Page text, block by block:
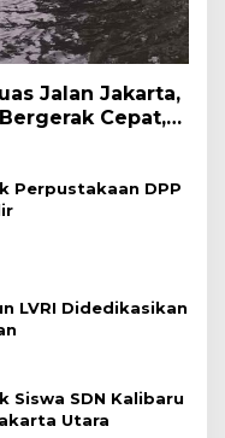
Jalan Jakarta,
Cepat,
Secara
Perpustakaan DPP
LVRI Didedikasikan
Siswa SDN Kalibaru
Utara